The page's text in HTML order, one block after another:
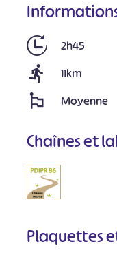
2h45
11km
Moyenne
Chaînes et
Plaquettes